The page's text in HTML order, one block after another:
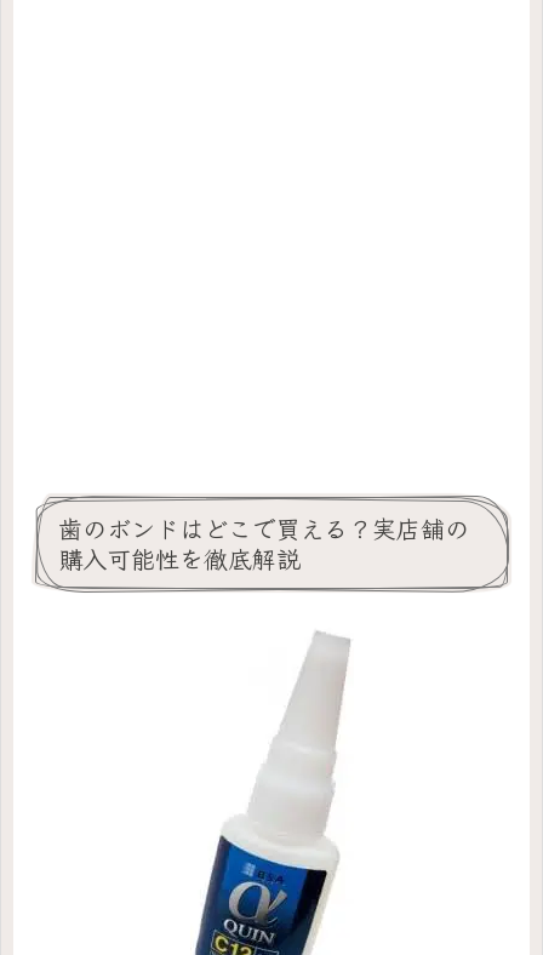
歯のボンドはどこで買える？実店舗の
購入可能性を徹底解説